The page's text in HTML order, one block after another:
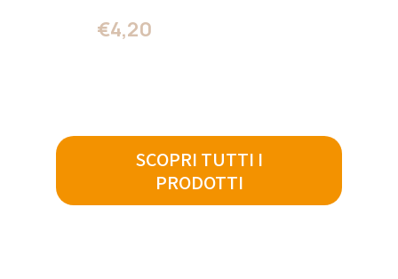
su 5
€4,20
SCOPRI TUTTI I
PRODOTTI